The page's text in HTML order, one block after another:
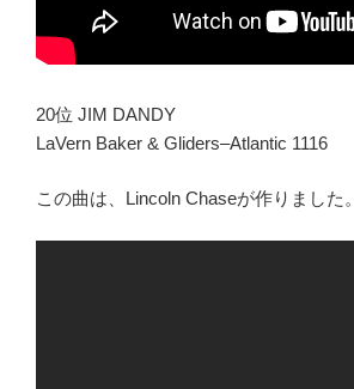
20位 JIM DANDY
LaVern Baker & Gliders–Atlantic 1116
この曲は、Lincoln Chaseが作りました。